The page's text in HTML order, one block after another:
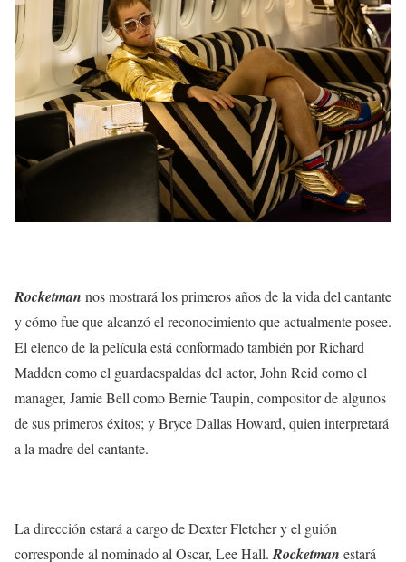
Rocketman nos mostrará los primeros años de la vida del cantante
y cómo fue que alcanzó el reconocimiento que actualmente posee.
El elenco de la película está conformado también por Richard
Madden como el guardaespaldas del actor, John Reid como el
manager, Jamie Bell como Bernie Taupin, compositor de algunos
de sus primeros éxitos; y Bryce Dallas Howard, quien interpretará
a la madre del cantante.
La dirección estará a cargo de Dexter Fletcher y el guión
corresponde al nominado al Oscar, Lee Hall. Rocketman estará